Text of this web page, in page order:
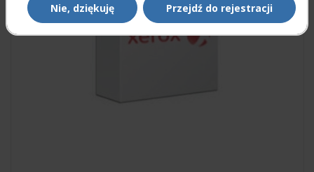
Nie, dziękuję Przejdź do rejestracji